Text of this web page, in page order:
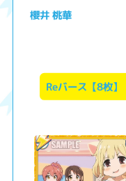
櫻井 桃華
Reバース【8枚】